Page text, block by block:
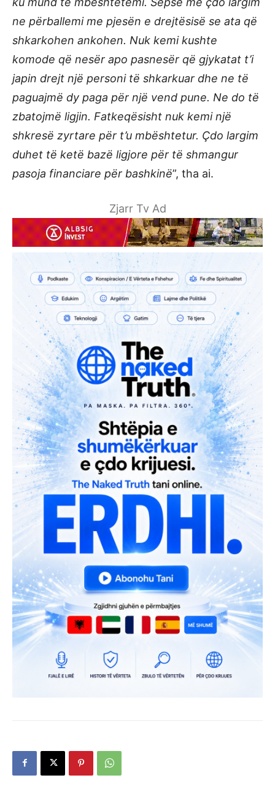
ne përballemi me pjesën e drejtësisë se ata që
shkarkohen ankohen. Nuk kemi kushte
komode që nesër apo pasnesër që gjykatat t’i
japin drejt një personi të shkarkuar dhe ne të
paguajmë dy paga për një vend pune. Ne do të
zbatojmë ligjin. Fatkeqësisht nuk kemi një
shkresë zyrtare për t’u mbështetur. Çdo largim
duhet të ketë bazë ligjore për të shmangur
pasoja financiare për bashkinë”, tha ai.
Zjarr Tv Ad